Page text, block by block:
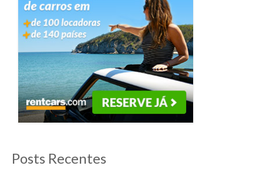
Posts Recentes